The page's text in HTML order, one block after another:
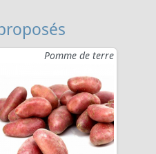
Pomme de terre